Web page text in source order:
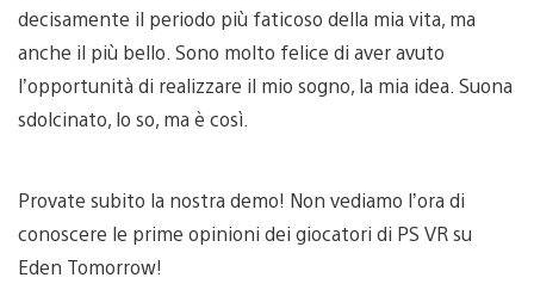
decisamente il periodo più faticoso della mia vita, ma
anche il più bello. Sono molto felice di aver avuto
l’opportunità di realizzare il mio sogno, la mia idea. Suona
sdolcinato, lo so, ma è così.
Provate subito la nostra demo! Non vediamo l’ora di
conoscere le prime opinioni dei giocatori di PS VR su
Eden Tomorrow!